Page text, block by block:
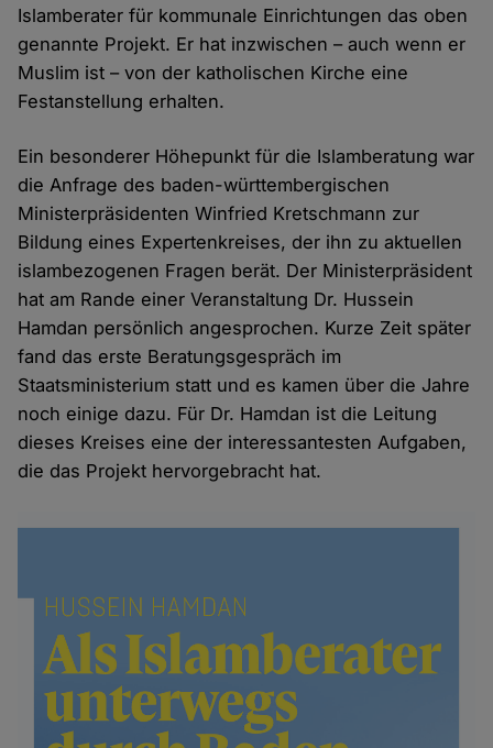
Islamberater für kommunale Einrichtungen das oben
genannte Projekt. Er hat inzwischen – auch wenn er
Muslim ist – von der katholischen Kirche eine
Festanstellung erhalten.
Ein besonderer Höhepunkt für die Islamberatung war
die Anfrage des baden-württembergischen
Ministerpräsidenten Winfried Kretschmann zur
Bildung eines Expertenkreises, der ihn zu aktuellen
islambezogenen Fragen berät. Der Ministerpräsident
hat am Rande einer Veranstaltung Dr. Hussein
Hamdan persönlich angesprochen. Kurze Zeit später
fand das erste Beratungsgespräch im
Staatsministerium statt und es kamen über die Jahre
noch einige dazu. Für Dr. Hamdan ist die Leitung
dieses Kreises eine der interessantesten Aufgaben,
die das Projekt hervorgebracht hat.